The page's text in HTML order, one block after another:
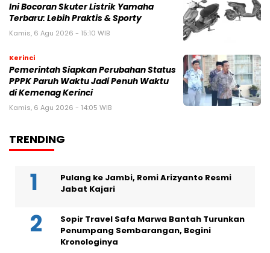
Ini Bocoran Skuter Listrik Yamaha
Terbaru: Lebih Praktis & Sporty
Kamis, 6 Agu 2026 - 15:10 WIB
Kerinci
Pemerintah Siapkan Perubahan Status
PPPK Paruh Waktu Jadi Penuh Waktu
di Kemenag Kerinci
Kamis, 6 Agu 2026 - 14:05 WIB
TRENDING
Pulang ke Jambi, Romi Arizyanto Resmi
Jabat Kajari
Sopir Travel Safa Marwa Bantah Turunkan
Penumpang Sembarangan, Begini
Kronologinya